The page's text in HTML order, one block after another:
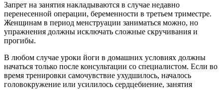
Запрет на занятия накладываются в случае недавно
перенесенной операции, беременности в третьем триместре.
Женщинам в период менструации заниматься можно, но
упражнения должны исключать сложные скручивания и
прогибы.
В любом случае уроки йоги в домашних условиях должны
начаться только после консультации со специалистом. Если во
время тренировки самочувствие ухудшилось, началось
головокружение или усилилось сердцебиение, занятия